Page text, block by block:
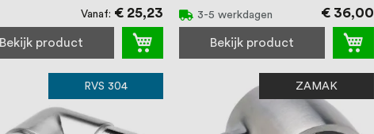
Vanaf € 25,23
Bekijk product
3-5 werkdagen € 36,00
Bekijk product
RVS 304 ZAMAK